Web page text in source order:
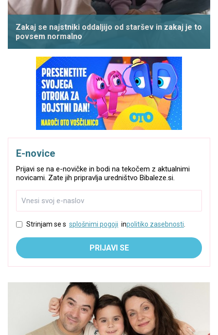
Zakaj se najstniki oddaljijo od staršev in zakaj je to
povsem normalno
E-novice
Prijavi se na e-novičke in bodi na tekočem z aktualnimi
novicami. Zate jih pripravlja uredništvo Bibaleze.si.
Strinjam se s splošnimi pogoji inpolitiko zasebnosti
PRIJAVI SE